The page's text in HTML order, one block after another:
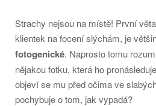
Strachy nejsou na místě! První
klientek na focení slýchám, je
fotogenické. Naprosto tomu
nějakou fotku, která ho
objeví se mu před očima ve
pochybuje o tom, jak vypadá?